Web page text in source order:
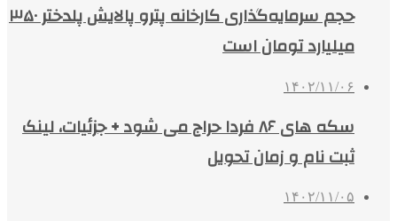
حجم سرمایه‌گذاری کارخانه پترو پالایش پلدختر ۳۵۰
میلیارد تومان است
۱۴۰۲/۱۱/۰۶
سکه‌ های ۸۶ فردا حراج می شود + جزئیات، لینک
ثبت نام و زمان تحویل
۱۴۰۲/۱۱/۰۵